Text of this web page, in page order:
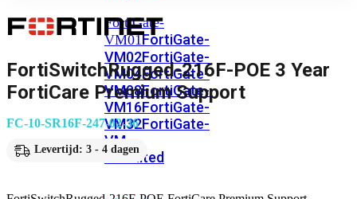
FortiGate-
VM01FortiGate-
VM02FortiGate-
VM04FortiGate-
VM08FortiGate-
VM16FortiGate-
VM32FortiGate-
VM
Unlimited
FortiSwitchRugged-216F-POE 3 Year
FortiCare Premium Support
FC-10-SR16F-247-02-36
Levertijd: 3 - 4 dagen